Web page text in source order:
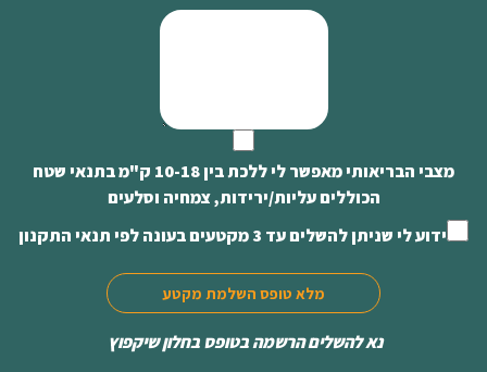
מצבי הבריאותי מאפשר לי ללכת בין 10-18 ק"מ בתנאי שטח
הכוללים עליות/ירידות, צמחיה וסלעים
ידוע לי שניתן להשלים עד 3 מקטעים בעונה לפי תנאי התקנון
מלא טופס השלמת מקטע
נא להשלים הרשמה בטופס בחלון שיקפוץ